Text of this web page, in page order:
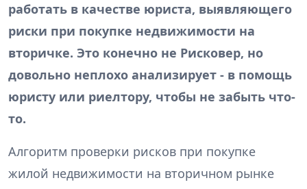
работать в качестве юриста, выявляющего
риски при покупке недвижимости на
вторичке. Это конечно не Рисковер, но
довольно неплохо анализирует - в помощь
юристу или риелтору, чтобы не забыть что-
то.
Алгоритм проверки рисков при покупке
жилой недвижимости на вторичном рынке